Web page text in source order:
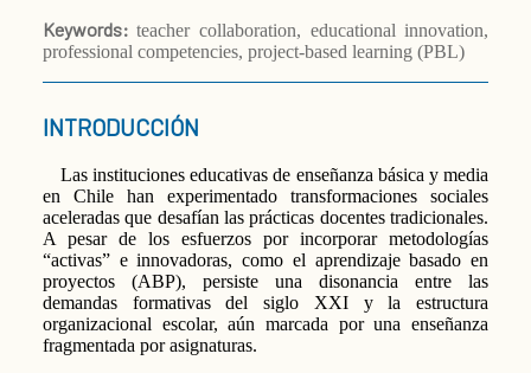
Keywords:teacher collaboration, educational innovation,
professional competencies, project-based learning (PBL)
INTRODUCCIÓN
Las instituciones educativas de enseñanza básica y media
en Chile han experimentado transformaciones sociales
aceleradas que desafían las prácticas docentes tradicionales.
A pesar de los esfuerzos por incorporar metodologías
“activas” e innovadoras, como el aprendizaje basado en
proyectos (ABP), persiste una disonancia entre las
demandas formativas del siglo XXI y la estructura
organizacional escolar, aún marcada por una enseñanza
fragmentada por asignaturas.